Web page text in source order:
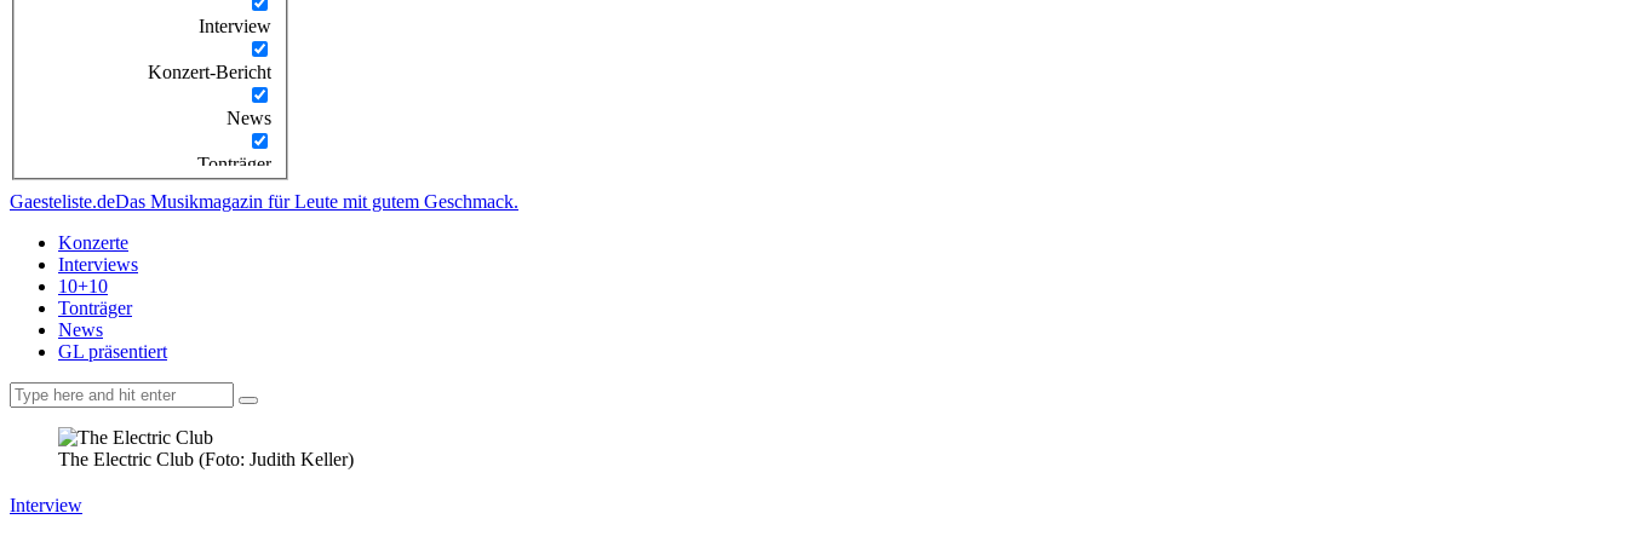
Interview
Konzert-Bericht
News
Tonträger
Gaesteliste.deDas Musikmagazin für Leute mit gutem Geschmack.
Konzerte
Interviews
10+10
Tonträger
News
GL präsentiert
The Electric Club (Foto: Judith Keller)
Interview